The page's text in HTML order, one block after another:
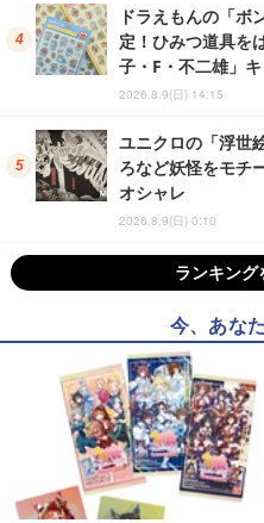
ドラえもんの「ボ
定！ひみつ道具を
子・F・不二雄」
2026.8.9(日) 14:15
ユニクロの「浮世
ろなど妖怪をモチ
オシャレ
2026.8.9(日) 0:10
ランキング
今、あな